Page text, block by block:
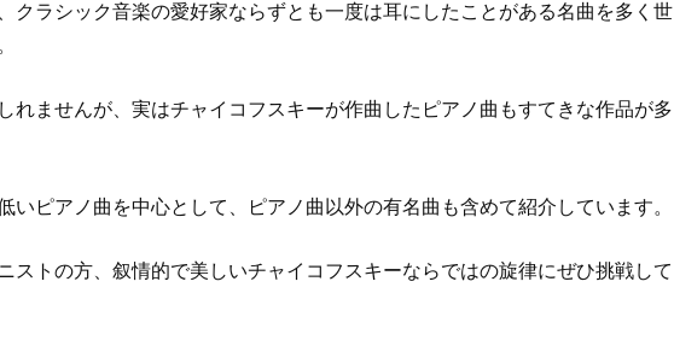
クラシック音楽の愛好家ならずとも一度は耳にしたことがある名曲を多く世
れませんが、実はチャイコフスキーが作曲したピアノ曲もすてきな作品が多
いピアノ曲を中心として、ピアノ曲以外の有名曲も含めて紹介しています。
ストの方、叙情的で美しいチャイコフスキーならではの旋律にぜひ挑戦して